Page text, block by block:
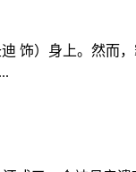
饰）身上。然而，